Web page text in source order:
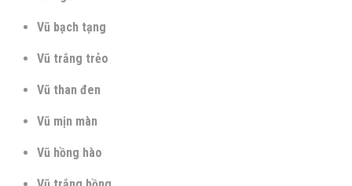
Vũ bạch tạng
Vũ trắng trẻo
Vũ than đen
Vũ mịn màn
Vũ hồng hào